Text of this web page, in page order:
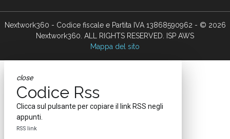
Nextwork360 - Codice fiscale e Partita IVA 13868590962 - © 2026
Nextwork360. ALL RIGHTS RESERVED. ISP AWS
Mappa del sito
close
Codice Rss
Clicca sul pulsante per copiare il link RSS negli
appunti.
RSS link